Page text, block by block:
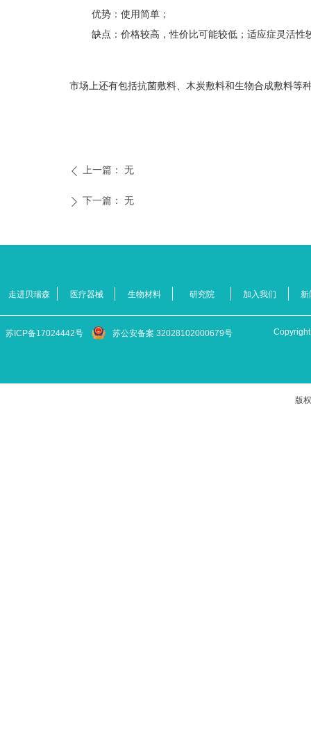
优势：使用简单；
缺点：价格较高，性价比可能较低；适应症灵活性
市场上还有包括抗菌敷料、木炭敷料和生物合成敷料等
ꄴ 上一篇： 无
ꄲ 下一篇： 无
苏公安备案 32028102000679号
苏ICP备17024442号
走进贝瑞森 医疗器械 生物材料 研究院 加入我们 新
版